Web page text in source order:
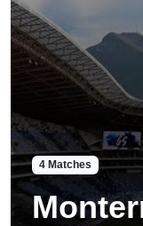
4 Matches